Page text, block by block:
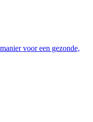
voor een gezonde,